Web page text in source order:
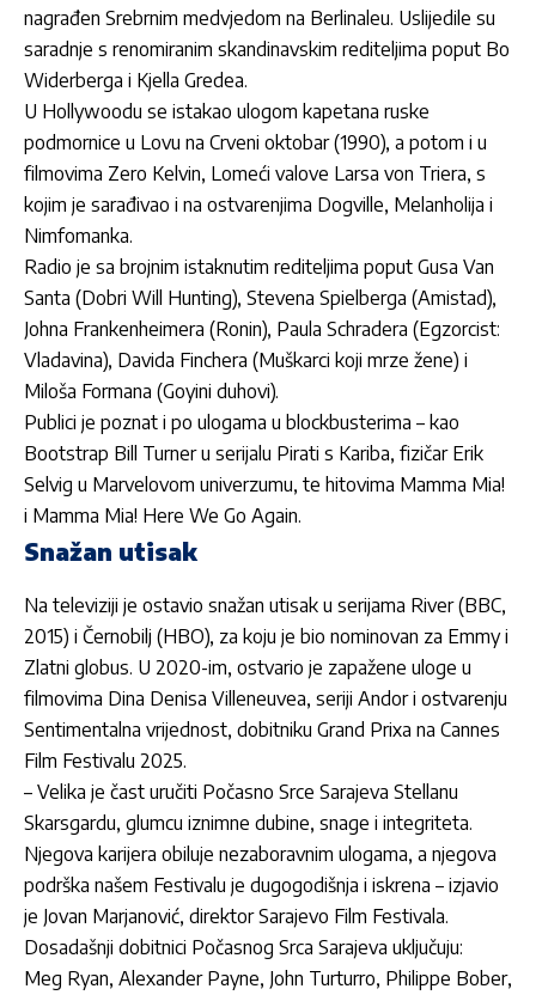
nagrađen Srebrnim medvjedom na Berlinaleu. Uslijedile su
saradnje s renomiranim skandinavskim rediteljima poput Bo
Widerberga i Kjella Gredea.
U Hollywoodu se istakao ulogom kapetana ruske
podmornice u Lovu na Crveni oktobar (1990), a potom i u
filmovima Zero Kelvin, Lomeći valove Larsa von Triera, s
kojim je sarađivao i na ostvarenjima Dogville, Melanholija i
Nimfomanka.
Radio je sa brojnim istaknutim rediteljima poput Gusa Van
Santa (Dobri Will Hunting), Stevena Spielberga (Amistad),
Johna Frankenheimera (Ronin), Paula Schradera (Egzorcist:
Vladavina), Davida Finchera (Muškarci koji mrze žene) i
Miloša Formana (Goyini duhovi).
Publici je poznat i po ulogama u blockbusterima – kao
Bootstrap Bill Turner u serijalu Pirati s Kariba, fizičar Erik
Selvig u Marvelovom univerzumu, te hitovima Mamma Mia!
i Mamma Mia! Here We Go Again.
Snažan utisak
Na televiziji je ostavio snažan utisak u serijama River (BBC,
2015) i Černobilj (HBO), za koju je bio nominovan za Emmy i
Zlatni globus. U 2020-im, ostvario je zapažene uloge u
filmovima Dina Denisa Villeneuvea, seriji Andor i ostvarenju
Sentimentalna vrijednost, dobitniku Grand Prixa na Cannes
Film Festivalu 2025.
– Velika je čast uručiti Počasno Srce Sarajeva Stellanu
Skarsgardu, glumcu iznimne dubine, snage i integriteta.
Njegova karijera obiluje nezaboravnim ulogama, a njegova
podrška našem Festivalu je dugogodišnja i iskrena – izjavio
je Jovan Marjanović, direktor Sarajevo Film Festivala.
Dosadašnji dobitnici Počasnog Srca Sarajeva uključuju:
Meg Ryan, Alexander Payne, John Turturro, Philippe Bober,